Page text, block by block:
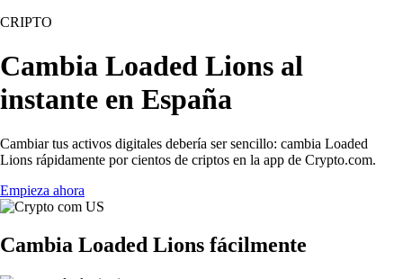
CRIPTO
Cambia Loaded Lions al
instante en España
Cambiar tus activos digitales debería ser sencillo: cambia Loaded
Lions rápidamente por cientos de criptos en la app de Crypto.com.
Empieza ahora
Cambia Loaded Lions fácilmente